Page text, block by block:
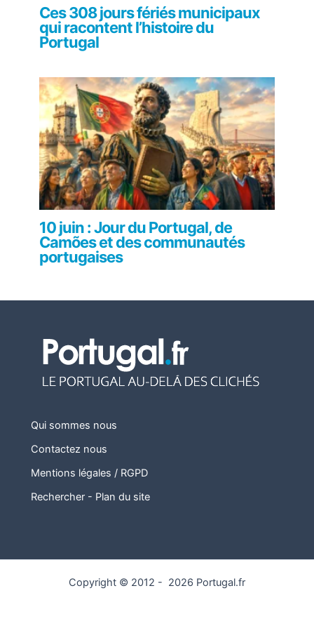
Ces 308 jours fériés municipaux
qui racontent l’histoire du
Portugal
10 juin : Jour du Portugal, de
Camões et des communautés
portugaises
Qui sommes nous
Contactez nous
Mentions légales / RGPD
Rechercher- Plan du site
Copyright © 2012 - 2026 Portugal.fr